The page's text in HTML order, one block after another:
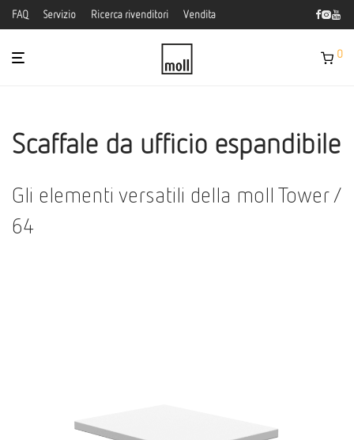
FAQ Servizio Ricerca rivenditori Vendita
0
Scaffale da ufficio espandibile
Gli elementi versatili della moll Tower /
64